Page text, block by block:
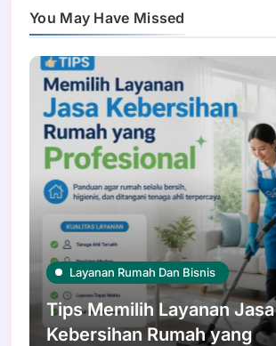
You May Have Missed
Layanan Rumah Dan Bisnis
Tips Memilih Layanan Jasa
Kebersihan Rumah yang